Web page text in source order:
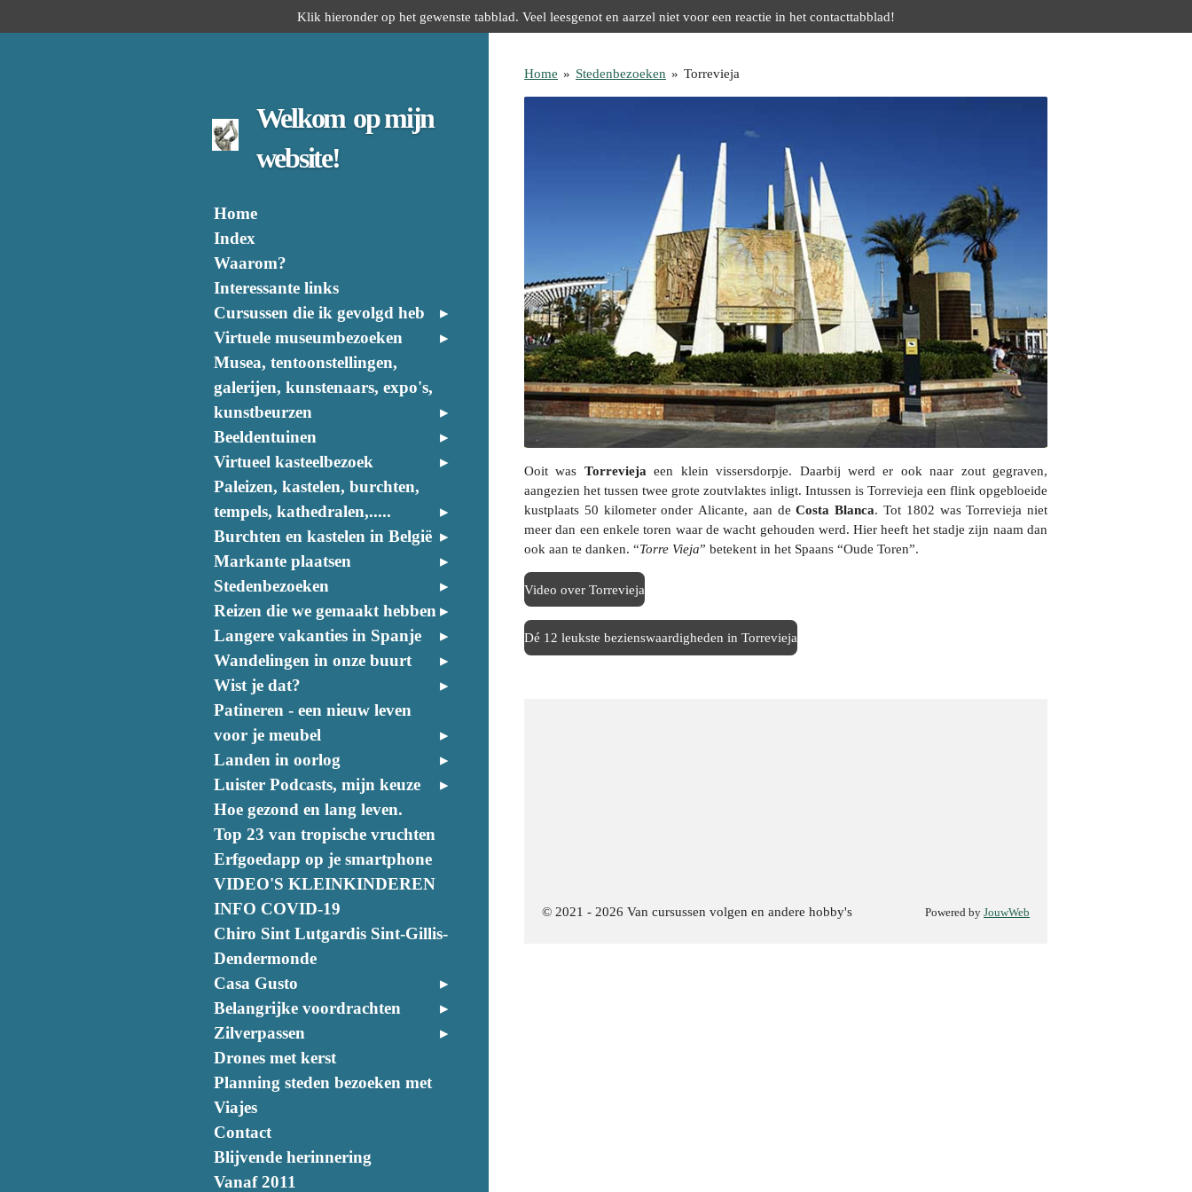
direct
Klik hieronder op het gewenste tabblad. Veel leesgenot en aarzel niet voor een reactie in het contacttabblad!
Home » Stedenbezoeken » Torrevieja
Ooit was Torrevieja een klein vissersdorpje. Daarbij werd er ook naar zout gegraven,
aangezien het tussen twee grote zoutvlaktes inligt. Intussen is Torrevieja een flink opgebloeide
kustplaats 50 kilometer onder Alicante, aan deCosta Blanca. Tot 1802 was Torrevieja niet
meer dan een enkele toren waar de wacht gehouden werd. Hier heeft het stadje zijn naam dan
ook aan te danken. “Torre Vieja” betekent in het Spaans “Oude Toren”.
Video over Torrevieja
Dé 12 leukste bezienswaardigheden in Torrevieja
© 2021 - 2026 Van cursussen volgen en andere hobby's Powered byJouwWeb
Welkom op mijn
website!
Home
Index
Waarom?
Interessante links
Cursussen die ik gevolgd heb
Virtuele museumbezoeken
Musea, tentoonstellingen,
galerijen, kunstenaars, expo's,
kunstbeurzen
Beeldentuinen
Virtueel kasteelbezoek
Paleizen, kastelen, burchten,
tempels, kathedralen,.....
Burchten en kastelen in België
Markante plaatsen
Stedenbezoeken
Reizen die we gemaakt hebben
Langere vakanties in Spanje
Wandelingen in onze buurt
Wist je dat?
Patineren - een nieuw leven
voor je meubel
Landen in oorlog
Luister Podcasts, mijn keuze
Hoe gezond en lang leven.
Top 23 van tropische vruchten
Erfgoedapp op je smartphone
VIDEO'S KLEINKINDEREN
INFO COVID-19
Chiro Sint Lutgardis Sint-Gillis-
Dendermonde
Casa Gusto
Belangrijke voordrachten
Zilverpassen
Drones met kerst
Planning steden bezoeken met
Viajes
Contact
Blijvende herinnering
Vanaf 2011